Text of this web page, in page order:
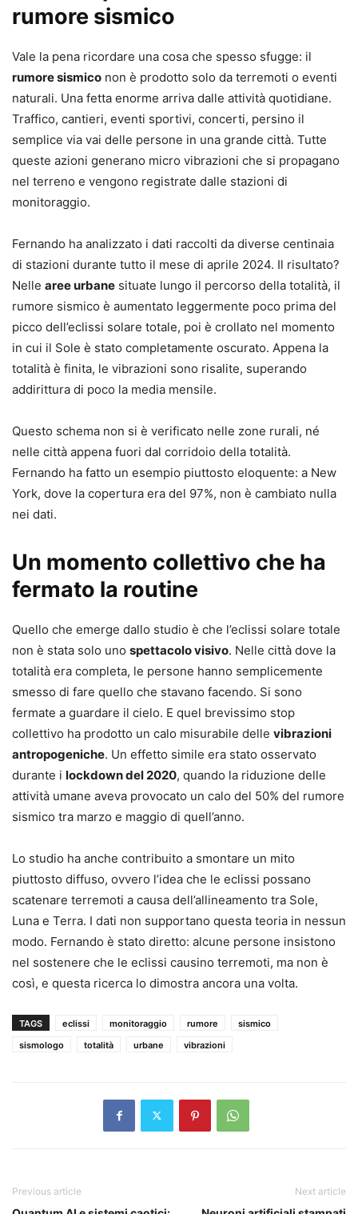
rumore sismico
Vale la pena ricordare una cosa che spesso sfugge: il
rumore sismico non è prodotto solo da terremoti o eventi
naturali. Una fetta enorme arriva dalle attività quotidiane.
Traffico, cantieri, eventi sportivi, concerti, persino il
semplice via vai delle persone in una grande città. Tutte
queste azioni generano micro vibrazioni che si propagano
nel terreno e vengono registrate dalle stazioni di
monitoraggio.
Fernando ha analizzato i dati raccolti da diverse centinaia
di stazioni durante tutto il mese di aprile 2024. Il risultato?
Nelle aree urbane situate lungo il percorso della totalità, il
rumore sismico è aumentato leggermente poco prima del
picco dell’eclissi solare totale, poi è crollato nel momento
in cui il Sole è stato completamente oscurato. Appena la
totalità è finita, le vibrazioni sono risalite, superando
addirittura di poco la media mensile.
Questo schema non si è verificato nelle zone rurali, né
nelle città appena fuori dal corridoio della totalità.
Fernando ha fatto un esempio piuttosto eloquente: a New
York, dove la copertura era del 97%, non è cambiato nulla
nei dati.
Un momento collettivo che ha
fermato la routine
Quello che emerge dallo studio è che l’eclissi solare totale
non è stata solo uno spettacolo visivo. Nelle città dove la
totalità era completa, le persone hanno semplicemente
smesso di fare quello che stavano facendo. Si sono
fermate a guardare il cielo. E quel brevissimo stop
collettivo ha prodotto un calo misurabile delle vibrazioni
antropogeniche. Un effetto simile era stato osservato
durante i lockdown del 2020, quando la riduzione delle
attività umane aveva provocato un calo del 50% del rumore
sismico tra marzo e maggio di quell’anno.
Lo studio ha anche contribuito a smontare un mito
piuttosto diffuso, ovvero l’idea che le eclissi possano
scatenare terremoti a causa dell’allineamento tra Sole,
Luna e Terra. I dati non supportano questa teoria in nessun
modo. Fernando è stato diretto: alcune persone insistono
nel sostenere che le eclissi causino terremoti, ma non è
così, e questa ricerca lo dimostra ancora una volta.
TAGS eclissi monitoraggio rumore
sismico
sismologo
totalità urbane vibrazioni
Previous article Next article